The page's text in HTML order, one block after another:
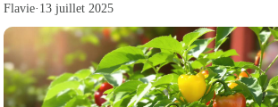
Flavie· 13 juillet 2025